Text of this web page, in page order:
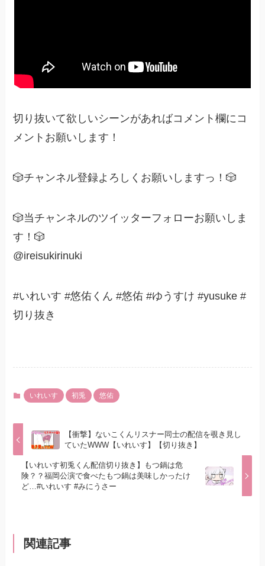
切り抜いて欲しいシーンがあればコメント欄にコ
メントお願いします！
🎲チャンネル登録よろしくお願いしますっ！🎲
🎲当チャンネルのツイッターフォローお願いしま
す！🎲
@ireisukirinuki
#いれいす #悠佑くん #悠佑 #ゆうすけ #yusuke #
切り抜き
いれいす 初兎 悠佑
【衝撃】ないこくんリスナー同士の配信を覗き見し
ていたWWW【いれいす】【切り抜き】
【いれいす初兎くん配信切り抜き】もつ鍋は危
険？？福岡公演で食べたもつ鍋は美味しかったけ
ど…#いれいす #みにうさー
関連記事